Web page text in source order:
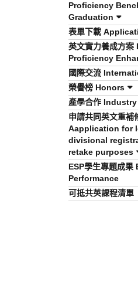
Proficiency
Graduation
表單下載
英文實力養成方
Proficiency
國際交流
榮譽榜 Honors
產學合作
申請共同英文重補
Aapplication for
divisional
retake purposes
ESP學生專題成果
Performance
可抵共英課程清單